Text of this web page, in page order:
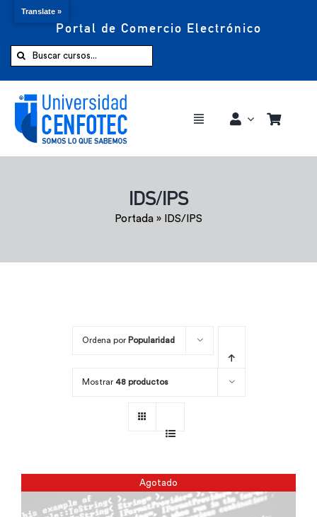
Portal de Comercio Electrónico
Buscar:
Toggle
Comprar ahora
IDS/IPS
Portada » IDS/IPS
Ordena por Popularidad
Mostrar 48 productos
Agotado
Translate »